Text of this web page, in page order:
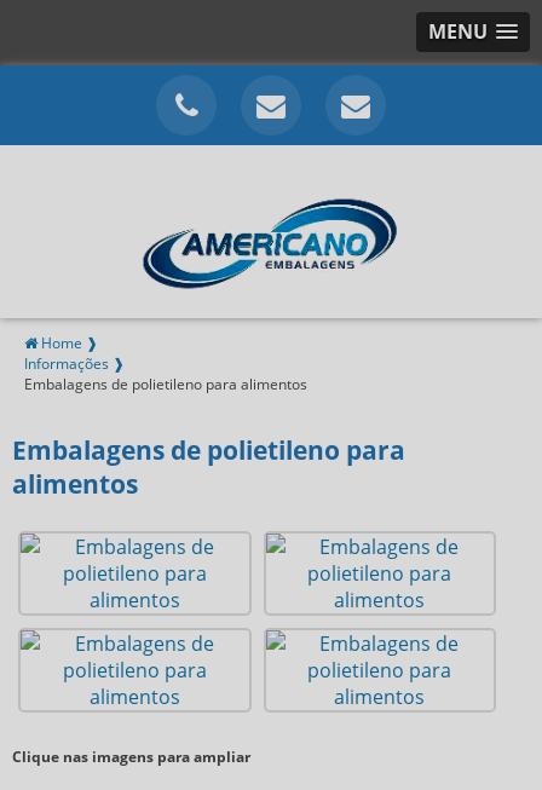
MENU
Home ❱
Informações ❱
Embalagens de polietileno para alimentos
Embalagens de polietileno para
alimentos
Clique nas imagens para ampliar